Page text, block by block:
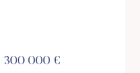
185 000 €